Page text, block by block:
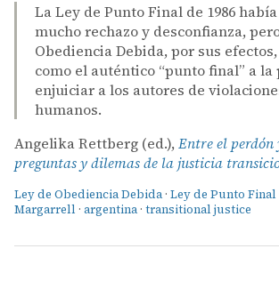
La Ley de Punto Final de 1986
mucho rechazo y desconfianza,
Obediencia Debida, por sus
como el auténtico “punto final” a
enjuiciar a los autores de
humanos.
Angelika Rettberg (ed.), Entre el perdón
preguntas y dilemas de la justicia
Ley de Obediencia Debida· Ley de Punto Final
Margarrell · argentina· transitional justice